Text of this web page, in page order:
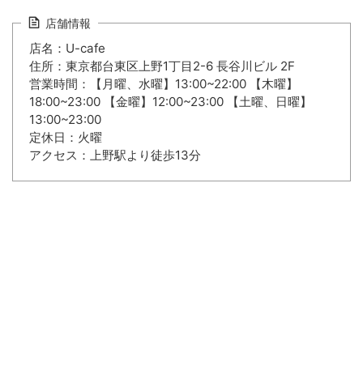
店舗情報
店名：U-cafe
住所：東京都台東区上野1丁目2-6 長谷川ビル 2F
営業時間：【月曜、水曜】13:00~22:00 【木曜】
18:00~23:00 【金曜】12:00~23:00 【土曜、日曜】
13:00~23:00
定休日：火曜
アクセス：上野駅より徒歩13分